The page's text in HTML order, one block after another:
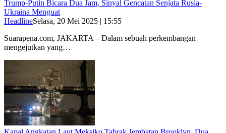
Trump-Putin Bicara Dua Jam, Sinyal Gencatan Senjata Rusia-
Ukraina Menguat
HeadlineSelasa, 20 Mei 2025 | 15:55
Suarapena.com, JAKARTA – Dalam sebuah perkembangan
mengejutkan yang…